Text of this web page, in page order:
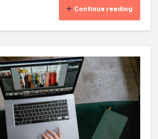
Continue reading